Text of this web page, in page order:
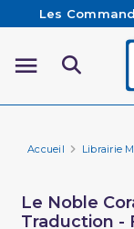
Les
sont
Accueil Librairie
Le Noble
Traduction -